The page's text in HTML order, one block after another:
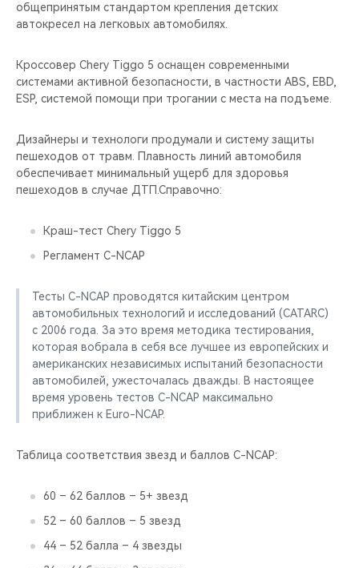
общепринятым стандартом крепления детских
автокресел на легковых автомобилях.
Кроссовер Chery Tiggo 5 оснащен современными
системами активной безопасности, в частности ABS, EBD,
ESP, системой помощи при трогании с места на подъеме.
Дизайнеры и технологи продумали и систему защиты
пешеходов от травм. Плавность линий автомобиля
обеспечивает минимальный ущерб для здоровья
пешеходов в случае ДТП.Справочно:
Краш-тест Chery Tiggo 5
Регламент C-NCAP
Тесты C-NCAP проводятся китайским центром
автомобильных технологий и исследований (CATARC)
с 2006 года. За это время методика тестирования,
которая вобрала в себя все лучшее из европейских и
американских независимых испытаний безопасности
автомобилей, ужесточалась дважды. В настоящее
время уровень тестов C-NCAP максимально
приближен к Euro-NCAP.
Таблица соответствия звезд и баллов С-NCAP:
60 – 62 баллов – 5+ звезд
52 – 60 баллов – 5 звезд
44 – 52 балла – 4 звезды